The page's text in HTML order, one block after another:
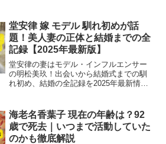
います。
堂安律 嫁 モデル 馴れ初めが話
題！美人妻の正体と結婚までの全
記録【2025年最新版】
堂安律の妻はモデル・インフルエンサー
の明松美玖！出会いから結婚式までの馴
れ初め、結婚の全記録を2025年最新情報
海老名香葉子 現在の年齢は？92
歳で死去｜いつまで活動していた
のかも徹底解説